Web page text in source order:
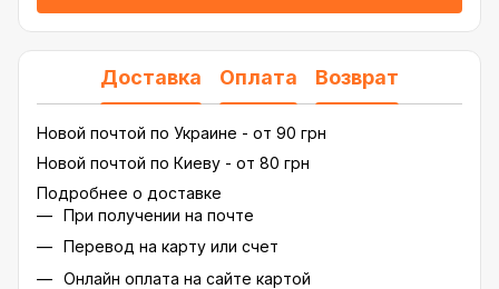
Доставка Оплата Возврат
Новой почтой по Украине - от 90 грн
Новой почтой по Киеву - от 80 грн
Подробнее о доставке
При получении на почте
Перевод на карту или счет
Онлайн оплата на сайте картой